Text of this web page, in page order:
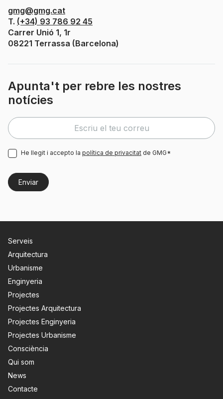
gmg@gmg.cat
T. (+34) 93 786 92 45
Carrer Unió 1, 1r
08221 Terrassa (Barcelona)
Apunta't per rebre les nostres
notícies
He llegit i accepto la política de privacitat de GMG*
Serveis
Arquitectura
Urbanisme
Enginyeria
Projectes
Projectes Arquitectura
Projectes Enginyeria
Projectes Urbanisme
Consciència
Qui som
News
Contacte